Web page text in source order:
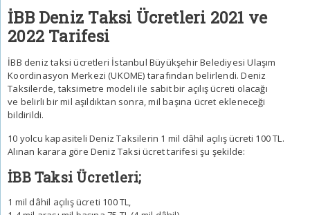
İBB Deniz Taksi Ücretleri 2021 ve
2022 Tarifesi
İBB deniz taksi ücretleri İstanbul Büyükşehir Belediyesi Ulaşım
Koordinasyon Merkezi (UKOME) tarafından belirlendi. Deniz
Taksilerde, taksimetre modeli ile sabit bir açılış ücreti olacağı
ve belirli bir mil aşıldıktan sonra, mil başına ücret ekleneceği
bildirildi.
10 yolcu kapasiteli Deniz Taksilerin 1 mil dâhil açılış ücreti 100 TL.
Alınan karara göre Deniz Taksi ücret tarifesi şu şekilde:
İBB Taksi Ücretleri;
1 mil dâhil açılış ücreti 100 TL,